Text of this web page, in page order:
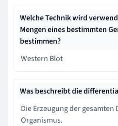
Welche Technik wird
Mengen eines bestimmten
bestimmen?
Western Blot
Was beschreibt die
Die Erzeugung der gesamten
Organismus.